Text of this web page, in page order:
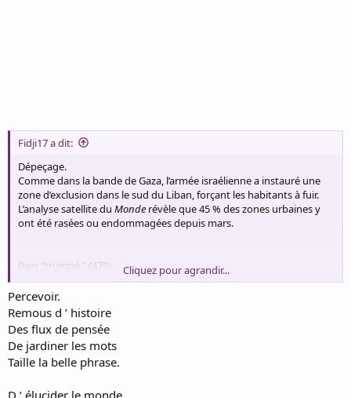
Fidji17 a dit:
Dépeçage.
Comme dans la bande de Gaza, l’armée israélienne a instauré une
zone d’exclusion dans le sud du Liban, forçant les habitants à fuir.
L’analyse satellite du Monde révèle que 45 % des zones urbaines y
ont été rasées ou endommagées depuis mars.
Bien "trumpé " (479)
Trump n ’ aime pas les Démocraties
Il se moque de la Pauvreté de monde
Il ne souhaite aucune Paix , aucune empathie
Il souhaite des transactions de népotisme véreux
Il vient " de vendre " Taïwan à la Chine , transaction
Trump accentue l ’ Inflation des économies monde
Il se prend pour un autocrate sans scrupule , triste.
Cliquez pour agrandir...
Percevoir.
Remous d ’ histoire
Des flux de pensée
De jardiner les mots
Taille la belle phrase.
D ’ élucider le monde